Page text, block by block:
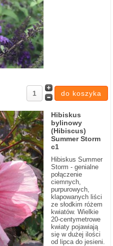
Hibiskus
bylinowy
(Hibiscus)
Summer Storm
c1
Hibiskus Summer
Storm - genialne
połączenie
ciemnych,
purpurowych,
klapowanych liści
ze słodkim różem
kwiatów. Wielkie
20-centymetrowe
kwiaty pojawiają
się w dużej ilości
od lipca do jesieni.